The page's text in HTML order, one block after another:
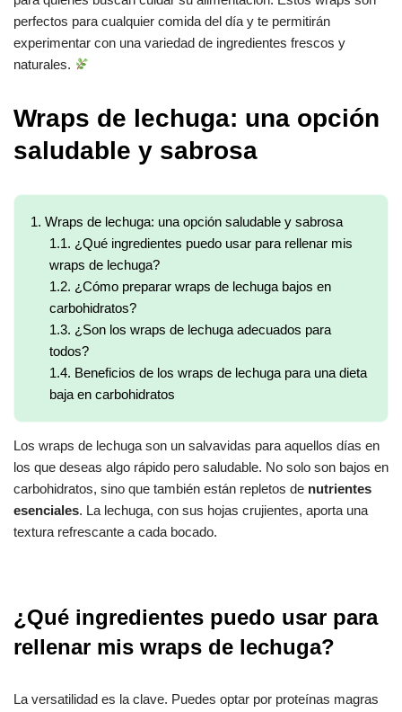
perfectos para cualquier comida del día y te permitirán
experimentar con una variedad de ingredientes frescos y
naturales.
Wraps de lechuga: una opción
saludable y sabrosa
1. Wraps de lechuga: una opción saludable y sabrosa
1.1. ¿Qué ingredientes puedo usar para rellenar mis
wraps de lechuga?
1.2. ¿Cómo preparar wraps de lechuga bajos en
carbohidratos?
1.3. ¿Son los wraps de lechuga adecuados para
todos?
1.4. Beneficios de los wraps de lechuga para una dieta
baja en carbohidratos
Los wraps de lechuga son un salvavidas para aquellos días en
los que deseas algo rápido pero saludable. No solo son bajos en
carbohidratos, sino que también están repletos de nutrientes
esenciales. La lechuga, con sus hojas crujientes, aporta una
textura refrescante a cada bocado.
¿Qué ingredientes puedo usar para
rellenar mis wraps de lechuga?
La versatilidad es la clave. Puedes optar por proteínas magras